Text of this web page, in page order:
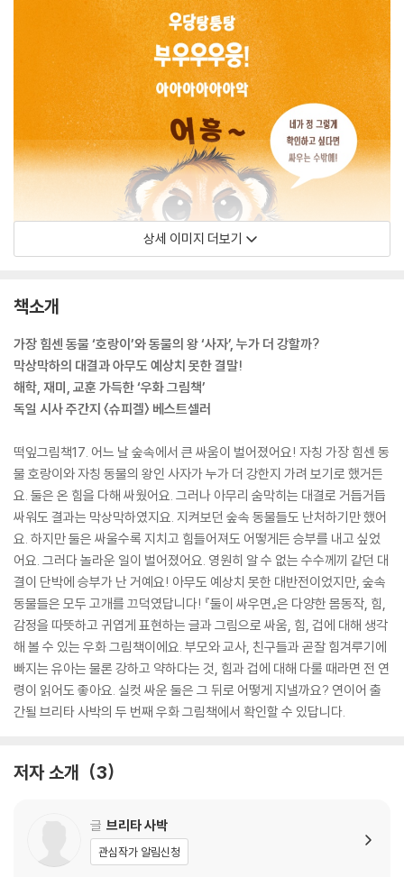
상세 이미지 더보기
책소개
가장 힘센 동물 ‘호랑이’와 동물의 왕 ‘사자’, 누가 더 강할까?
막상막하의 대결과 아무도 예상치 못한 결말!
해학, 재미, 교훈 가득한 ‘우화 그림책’
독일 시사 주간지 〈슈피겔〉 베스트셀러
떡잎그림책17. 어느 날 숲속에서 큰 싸움이 벌어졌어요! 자칭 가장 힘센 동
물 호랑이와 자칭 동물의 왕인 사자가 누가 더 강한지 가려 보기로 했거든
요. 둘은 온 힘을 다해 싸웠어요. 그러나 아무리 숨막히는 대결로 거듭거듭
싸워도 결과는 막상막하였지요. 지켜보던 숲속 동물들도 난처하기만 했어
요. 하지만 둘은 싸울수록 지치고 힘들어져도 어떻게든 승부를 내고 싶었
어요. 그러다 놀라운 일이 벌어졌어요. 영원히 알 수 없는 수수께끼 같던 대
결이 단박에 승부가 난 거예요! 아무도 예상치 못한 대반전이었지만, 숲속
동물들은 모두 고개를 끄덕였답니다! 『둘이 싸우면』은 다양한 몸동작, 힘,
감정을 따뜻하고 귀엽게 표현하는 글과 그림으로 싸움, 힘, 겁에 대해 생각
해 볼 수 있는 우화 그림책이에요. 부모와 교사, 친구들과 곧잘 힘겨루기에
빠지는 유아는 물론 강하고 약하다는 것, 힘과 겁에 대해 다룰 때라면 전 연
령이 읽어도 좋아요. 실컷 싸운 둘은 그 뒤로 어떻게 지낼까요? 연이어 출
간될 브리타 사박의 두 번째 우화 그림책에서 확인할 수 있답니다.
저자 소개 3
글 브리타 사박
관심작가 알림신청